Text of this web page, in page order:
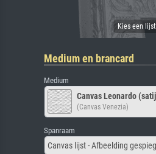
Medium en brancard
Medium
Canvas Leonardo
(Canvas Venezia)
Spanraam